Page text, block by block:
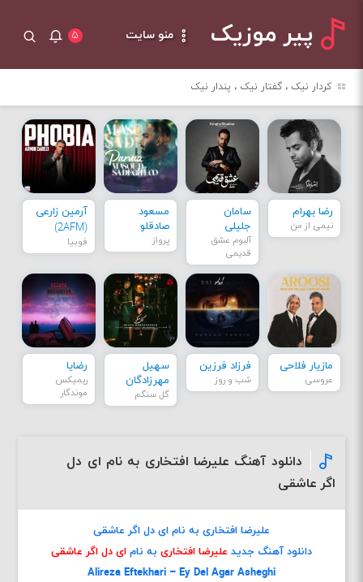
پیر موزیک منو سایت ۵
کردار نیک ، گفتار نیک ، پندار نیک
رضا بهرام
نیمی از من
سامان
جلیلی
آلبوم عشق
قدیمی
مسعود
صادقلو
پرواز
آرمین زارعی
(2AFM)
فوبیا
مازیار فلاحی
عروسی
فرزاد فرزین
شب و روز
سهیل
مهرزادگان
گل سنگم
رضایا
ریمیکس
موندگار
دانلود آهنگ علیرضا افتخاری به نام ای دل
اگر عاشقی
علیرضا افتخاری به نام ای دل اگر عاشقی
دانلود آهنگ جدید علیرضا افتخاری به نام ای دل اگر عاشقی
Alireza Eftekhari – Ey Del Agar Asheghi